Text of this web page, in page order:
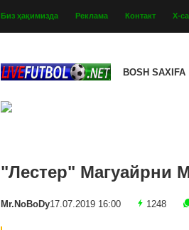
Биз ҳақимизда Реклама Контакт Х-
BOSH SAXIFA
"Лестер" Магуайрни
Mr.NoBoDy17.07.2019 16:00 1248